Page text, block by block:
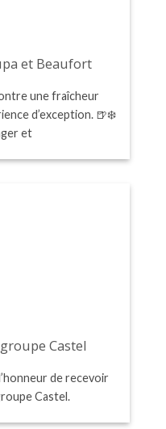
et Beaufort
une fraîcheur
d’exception. 🍺❄️
et
Castel
de recevoir
Castel.